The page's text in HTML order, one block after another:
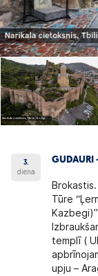
3.
diena
GUDAURI
Brokastis.
Tūre
templī (
upju –